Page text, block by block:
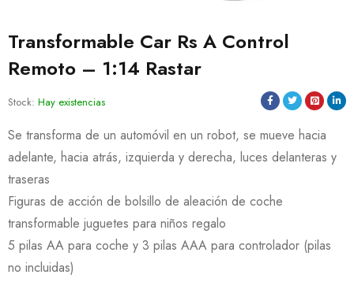
Transformable Car Rs A Control
Remoto – 1:14 Rastar
Stock: Hay existencias
Se transforma de un automóvil en un robot, se mueve hacia
adelante, hacia atrás, izquierda y derecha, luces delanteras y
traseras
Figuras de acción de bolsillo de aleación de coche
transformable juguetes para niños regalo
5 pilas AA para coche y 3 pilas AAA para controlador (pilas
no incluidas)